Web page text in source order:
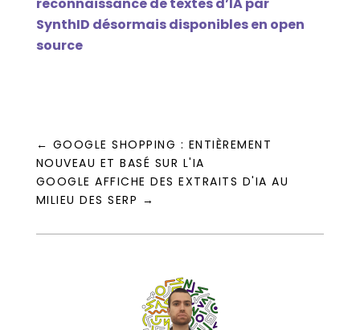
reconnaissance de textes d’IA par
SynthID désormais disponibles en open
source
← GOOGLE SHOPPING : ENTIÈREMENT
NOUVEAU ET BASÉ SUR L'IA
GOOGLE AFFICHE DES EXTRAITS D'IA AU
MILIEU DES SERP →